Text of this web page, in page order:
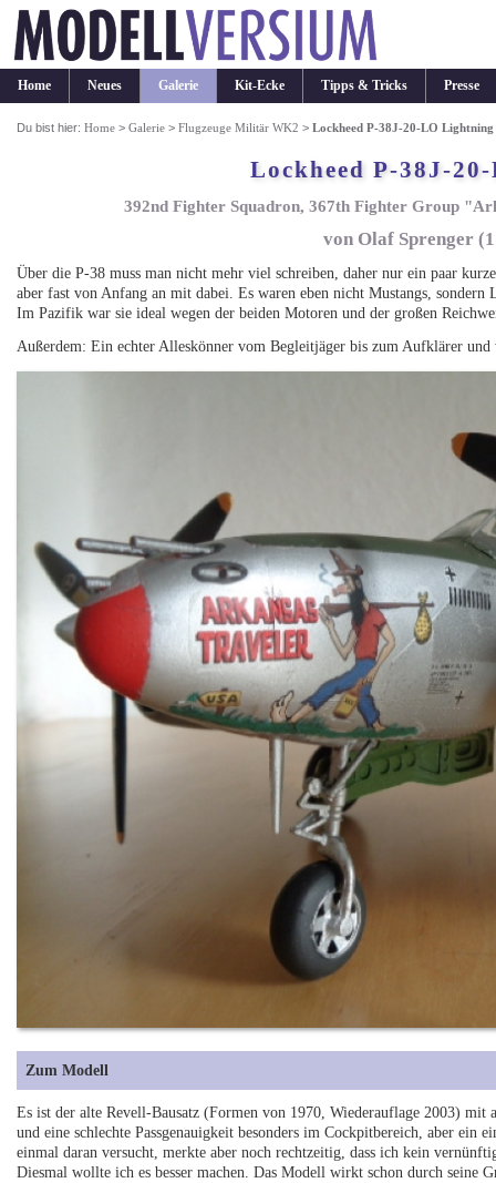
Home Neues Galerie Kit-Ecke Tipps & Tricks Presse
Du bist hier:Home >Galerie >Flugzeuge Militär WK2 >Lockheed P-38J-20-LO Lightning
Lockheed P-38J-
392nd Fighter Squadron, 367th Fighter Group
von Olaf Sprenger
Über die P-38 muss man nicht mehr viel schreiben, daher nur ein paar
aber fast von Anfang an mit dabei. Es waren eben nicht Mustangs,
Im Pazifik war sie ideal wegen der beiden Motoren und der großen
Außerdem: Ein echter Alleskönner vom Begleitjäger bis zum Aufklärer
Zum Modell
Es ist der alte Revell-Bausatz (Formen von 1970, Wiederauflage 2003)
und eine schlechte Passgenauigkeit besonders im Cockpitbereich, aber ein
einmal daran versucht, merkte aber noch rechtzeitig, dass ich kein
Diesmal wollte ich es besser machen. Das Modell wirkt schon durch seine